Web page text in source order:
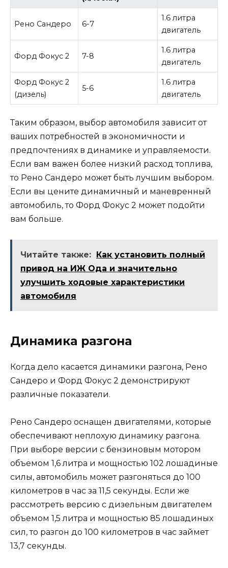
Рено Сандеро 6-7
1.6 литра
двигатель
Форд Фокус 2 7-8
1.6 литра
двигатель
Форд Фокус 2
(дизель)
5-6
1.6 литра
двигатель
Таким образом, выбор автомобиля зависит от
ваших потребностей в экономичности и
предпочтениях в динамике и управляемости.
Если вам важен более низкий расход топлива,
то Рено Сандеро может быть лучшим выбором.
Если вы цените динамичный и маневренный
автомобиль, то Форд Фокус 2 может подойти
вам больше.
Читайте также: Как установить полный
привод на ИЖ Ода и значительно
улучшить ходовые характеристики
автомобиля
Динамика разгона
Когда дело касается динамики разгона, Рено
Сандеро и Форд Фокус 2 демонстрируют
различные показатели.
Рено Сандеро оснащен двигателями, которые
обеспечивают неплохую динамику разгона.
При выборе версии с бензиновым мотором
объемом 1,6 литра и мощностью 102 лошадиные
силы, автомобиль может разгоняться до 100
километров в час за 11,5 секунды. Если же
рассмотреть версию с дизельным двигателем
объемом 1,5 литра и мощностью 85 лошадиных
сил, то разгон до 100 километров в час займет
13,7 секунды.